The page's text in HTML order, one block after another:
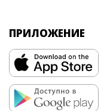
ПРИЛОЖЕНИЕ